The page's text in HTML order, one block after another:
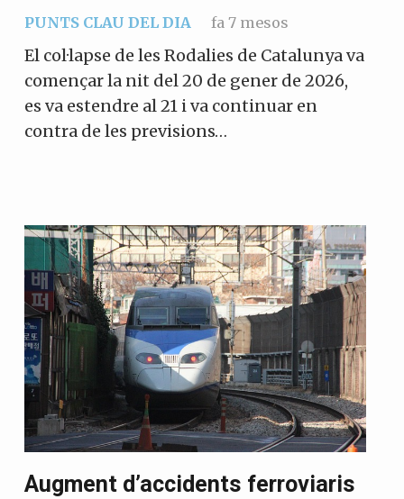
PUNTS CLAU DEL DIA fa 7 mesos
El col·lapse de les Rodalies de Catalunya va
començar la nit del 20 de gener de 2026,
es va estendre al 21 i va continuar en
contra de les previsions…
Augment d’accidents ferroviaris